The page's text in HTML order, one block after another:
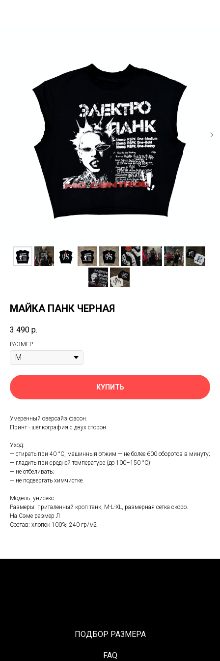
МАЙКА ПАНК ЧЕРНАЯ
3 490 р.
РАЗМЕР
КУПИТЬ
Умеренный оверсайз фасон.
Принт - шелкография с двух сторон
Уход:
— стирать при 40 °С, машинный отжим — не более 600 оборотов в минуту;
— гладить при средней температуре (до 100–150 °С);
— не отбеливать;
— не подвергать химчистке.
Модель: унисекс
Размеры: приталенный кроп танк, M-L-XL, размерная сетка скоро.
На Сэме размер Л
Состав: хлопок 100%; 240 гр/м2
ПОДБОР РАЗМЕРА
FAQ